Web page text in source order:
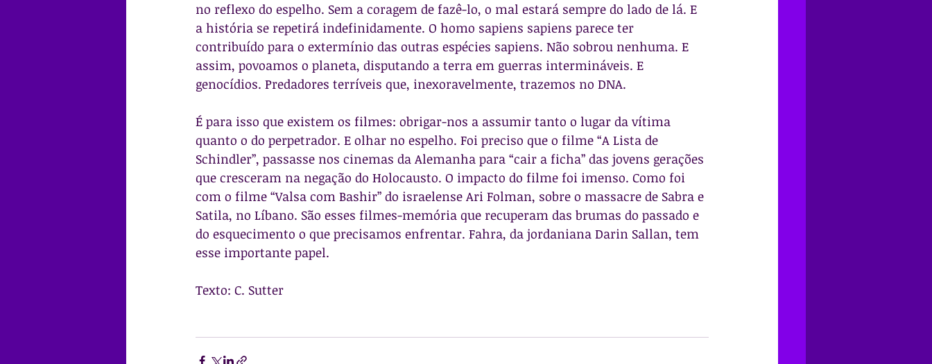
no reflexo do espelho. Sem a coragem de fazê-lo, o mal estará sempre do lado de lá. E
a história se repetirá indefinidamente. O homo sapiens sapiens parece ter
contribuído para o extermínio das outras espécies sapiens. Não sobrou nenhuma. E
assim, povoamos o planeta, disputando a terra em guerras intermináveis. E
genocídios. Predadores terríveis que, inexoravelmente, trazemos no DNA.
É para isso que existem os filmes: obrigar-nos a assumir tanto o lugar da vítima
quanto o do perpetrador. E olhar no espelho. Foi preciso que o filme “A Lista de
Schindler”, passasse nos cinemas da Alemanha para “cair a ficha” das jovens gerações
que cresceram na negação do Holocausto. O impacto do filme foi imenso. Como foi
com o filme “Valsa com Bashir” do israelense Ari Folman, sobre o massacre de Sabra e
Satila, no Líbano. São esses filmes-memória que recuperam das brumas do passado e
do esquecimento o que precisamos enfrentar. Fahra, da jordaniana Darin Sallan, tem
esse importante papel.
Texto: C. Sutter